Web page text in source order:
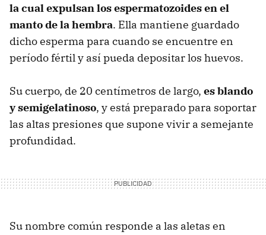
la cual expulsan los espermatozoides en el
manto de la hembra. Ella mantiene guardado
dicho esperma para cuando se encuentre en
período fértil y así pueda depositar los huevos.
Su cuerpo, de 20 centímetros de largo, es blando
y semigelatinoso, y está preparado para soportar
las altas presiones que supone vivir a semejante
profundidad.
Su nombre común responde a las aletas en